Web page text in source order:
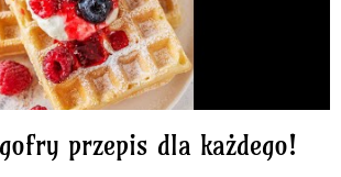
przepis dla każdego!